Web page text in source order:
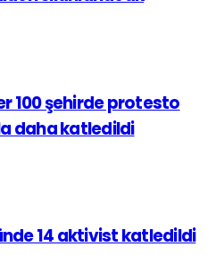
100 şehirde protesto
daha katledildi
14 aktivist katledildi